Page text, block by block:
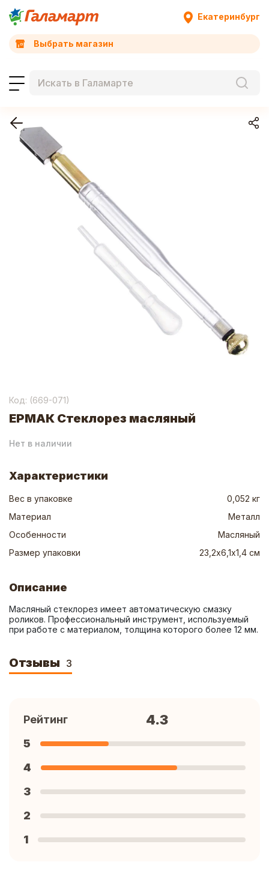
Екатеринбург
Выбрать магазин
Код: (669-071)
ЕРМАК Стеклорез масляный
Нет в наличии
Характеристики
Вес в упаковке
0,052 кг
Материал
Металл
Особенности
Масляный
Размер упаковки
23,2х6,1х1,4 см
Описание
Масляный стеклорез имеет автоматическую смазку
роликов. Профессиональный инструмент, используемый
при работе с материалом, толщина которого более 12 мм.
Отзывы 3
Рейтинг 4.3
5
4
3
2
1